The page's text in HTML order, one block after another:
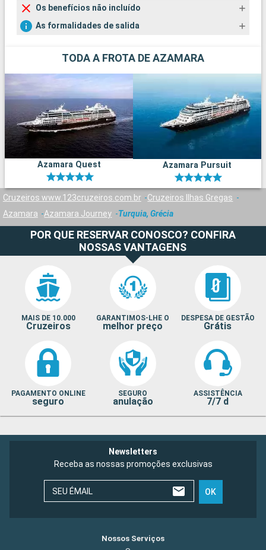
Os benefícios não incluído
As formalidades de salida
TODA A FROTA DE AZAMARA
Azamara Quest Azamara Pursuit
Cruzeiros www.123cruzeiros.com.br
Cruzeiros Ilhas Gregas
Azamara
Azamara Journey Turquia, Grécia
POR QUE RESERVAR CONOSCO? CONFIRA
NOSSAS VANTAGENS
MAIS DE 10.000
Cruzeiros
GARANTIMOS-LHE O
melhor preço
DESPESA DE GESTÃO
Grátis
PAGAMENTO ONLINE
seguro
SEGURO
anulação
ASSISTÊNCIA
7/7 d
Newsletters
Receba as nossas promoções exclusivas
SEU ÉMAIL OK
Nossos Serviços